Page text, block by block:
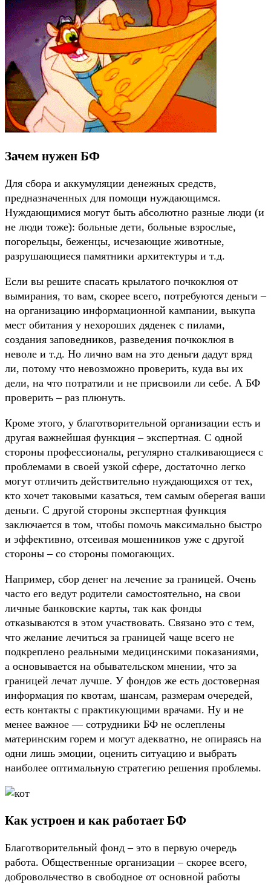
Зачем нужен БФ
Для сбора и аккумуляции денежных средств,
предназначенных для помощи нуждающимся.
Нуждающимися могут быть абсолютно разные люди (и
не люди тоже): больные дети, больные взрослые,
погорельцы, беженцы, исчезающие животные,
разрушающиеся памятники архитектуры и т.д.
Если вы решите спасать крылатого почкоклюя от
вымирания, то вам, скорее всего, потребуются деньги –
на организацию информационной кампании, выкупа
мест обитания у нехороших дяденек с пилами,
создания заповедников, разведения почкоклюя в
неволе и т.д. Но лично вам на это деньги дадут вряд
ли, потому что невозможно проверить, куда вы их
дели, на что потратили и не присвоили ли себе. А БФ
проверить – раз плюнуть.
Кроме этого, у благотворительной организации есть и
другая важнейшая функция – экспертная. С одной
стороны профессионалы, регулярно сталкивающиеся с
проблемами в своей узкой сфере, достаточно легко
могут отличить действительно нуждающихся от тех,
кто хочет таковыми казаться, тем самым оберегая ваши
деньги. С другой стороны экспертная функция
заключается в том, чтобы помочь максимально быстро
и эффективно, отсеивая мошенников уже с другой
стороны – со стороны помогающих.
Например, сбор денег на лечение за границей. Очень
часто его ведут родители самостоятельно, на свои
личные банковские карты, так как фонды
отказываются в этом участвовать. Связано это с тем,
что желание лечиться за границей чаще всего не
подкреплено реальными медицинскими показаниями,
а основывается на обывательском мнении, что за
границей лечат лучше. У фондов же есть достоверная
информация по квотам, шансам, размерам очередей,
есть контакты с практикующими врачами. Ну и не
менее важное — сотрудники БФ не ослеплены
материнским горем и могут адекватно, не опираясь на
одни лишь эмоции, оценить ситуацию и выбрать
наиболее оптимальную стратегию решения проблемы.
Как устроен и как работает БФ
Благотворительный фонд – это в первую очередь
работа. Общественные организации – скорее всего,
добровольчество в свободное от основной работы